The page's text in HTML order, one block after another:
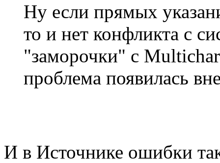
Ну если прямых
то и нет конфликта с
"заморочки" с
проблема появилась
И в Источнике ошибки